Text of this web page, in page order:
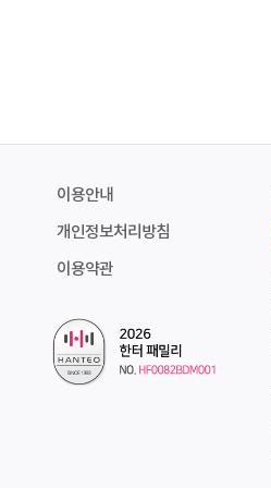
이용안내
개인정보처리방침
이용약관